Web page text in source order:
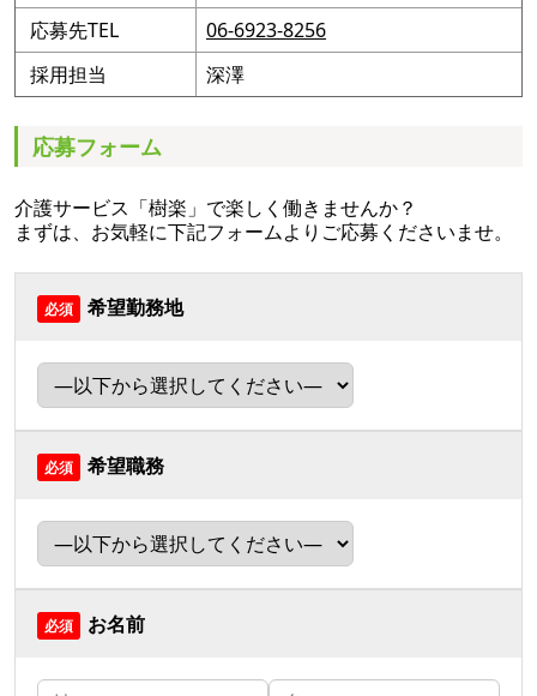
応募先TEL
06-6923-8256
採用担当
深澤
応募フォーム
介護サービス「樹楽」で楽しく働きませんか？
まずは、お気軽に下記フォームよりご応募くださいませ。
希望勤務地
希望職務
お名前